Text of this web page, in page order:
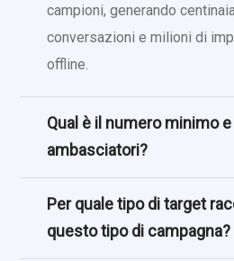
campioni, generando
conversazioni e milioni di
offline.
Qual è il numero minimo
ambasciatori?
Per quale tipo di target
questo tipo di campagna?